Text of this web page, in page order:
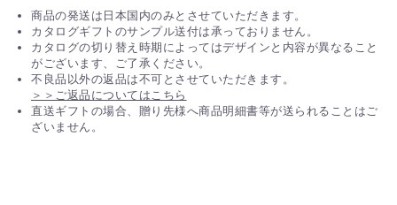
商品の発送は日本国内のみとさせていただきます。
カタログギフトのサンプル送付は承っておりません。
カタログの切り替え時期によってはデザインと内容が異なること
がございます、ご了承ください。
不良品以外の返品は不可とさせていただきます。
＞＞ご返品についてはこちら
直送ギフトの場合、贈り先様へ商品明細書等が送られることはご
ざいません。